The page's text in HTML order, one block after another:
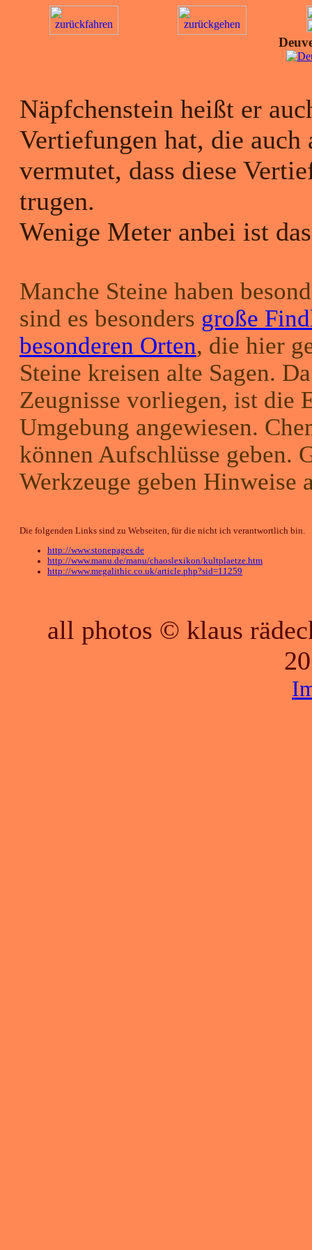
Näpfchenstein heißt er
Vertiefungen hat, die
vermutet, dass diese
trugen.
Wenige Meter anbei ist
Manche Steine haben
sind es besonders große
besonderen Orten, die hier
Steine kreisen alte Sagen.
Zeugnisse vorliegen, ist die
Umgebung angewiesen.
können Aufschlüsse geben.
Werkzeuge geben Hinweise
Die folgenden Links sind zu Webseiten, für die nicht ich verantwortlich bin.
http://www.stonepages.de
http://www.manu.de/manu/chaoslexikon/kultplaetze.htm
http://www.megalithic.co.uk/article.php?sid=11259
all photos © klaus